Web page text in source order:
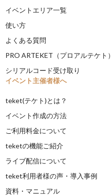
イベントエリア一覧
使い方
よくある質問
PRO ARTEKET（プロアルテケト）
シリアルコード受け取り
イベント主催者様へ
teket(テケト)とは？
イベント作成の方法
ご利用料金について
teketの機能ご紹介
ライブ配信について
teket利用者様の声・導入事例
資料・マニュアル